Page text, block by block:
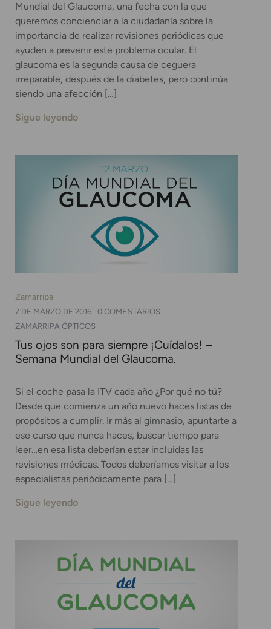
Mundial del Glaucoma, una fecha con la que
queremos concienciar a la ciudadanía sobre la
importancia de realizar revisiones periódicas que
ayuden a prevenir este problema ocular. El
glaucoma es la segunda causa de ceguera
irreparable, después de la diabetes, pero continúa
siendo una afección […]
Sigue leyendo
Zamarripa
7 DE MARZO DE 2016
0 COMENTARIOS
ZAMARRIPA ÓPTICOS
Tus ojos son para siempre ¡Cuídalos! –
Semana Mundial del Glaucoma.
Si el coche pasa la ITV cada año ¿Por qué no tú?
Desde que comienza un año nuevo haces listas de
propósitos a cumplir. Ir más al gimnasio, apuntarte a
ese curso que nunca haces, buscar tiempo para
leer…en esa lista deberían estar incluidas las
revisiones médicas. Todos deberíamos visitar a los
especialistas periódicamente para […]
Sigue leyendo